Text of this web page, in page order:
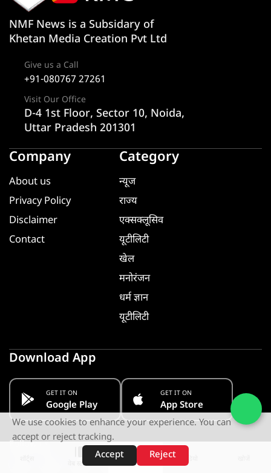
वेब स्टोरीज़
NMF News is a Subsidary of
Khetan Media Creation Pvt Ltd
Give us a Call
+91-080767 27261
Visit Our Office
D-4 1st Floor, Sector 10, Noida,
Uttar Pradesh 201301
Company
About us
Privacy Policy
Disclaimer
Contact
Category
न्यूज
राज्य
एक्सक्लूसिव
यूटीलिटी
खेल
मनोरंजन
धर्म ज्ञान
यूटीलिटी
Download App
GET IT ON
Google Play
GET IT ON
App Store
Follow us
We use cookies to enhance your experience. You can
accept or reject tracking.
Accept
Reject